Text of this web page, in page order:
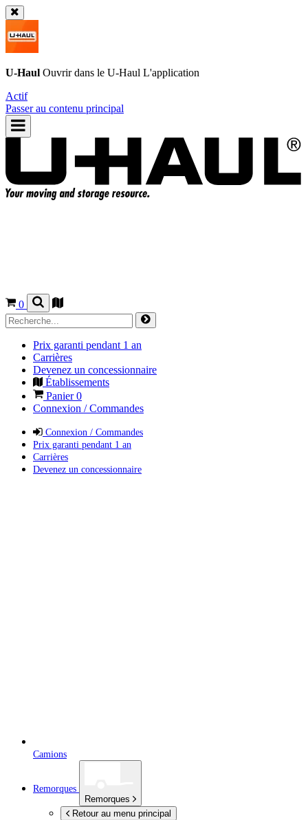
U-Haul Ouvrir dans le U-Haul L'application
Actif
Passer au contenu principal
0
Prix garanti pendant 1 an
Carrières
Devenez un concessionnaire
Établissements
Panier0
Connexion / Commandes
Connexion / Commandes
Prix garanti pendant 1 an
Carrières
Devenez un concessionnaire
Camions
Remorques
Remorques
Retour au menu principal